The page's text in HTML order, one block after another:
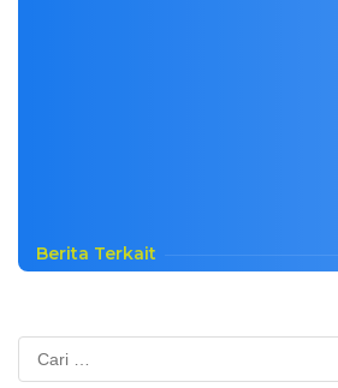
Berita Terkait
Cari
untuk: